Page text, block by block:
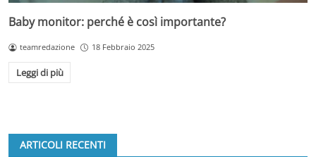
Baby monitor: perché è così importante?
teamredazione 18 Febbraio 2025
Leggi di più
ARTICOLI RECENTI